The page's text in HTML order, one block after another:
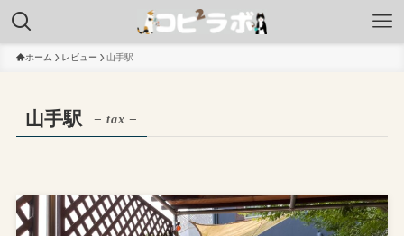
ホーム レビュー 山手駅
山手駅 – tax –